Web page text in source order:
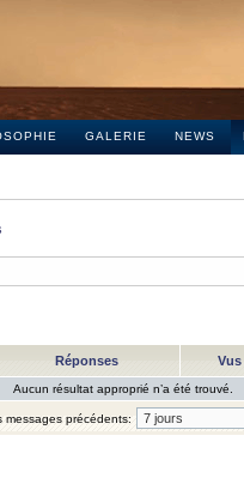
GALERIE NEWS
Réponses Vus
Aucun résultat approprié n’a été trouvé.
messages précédents: